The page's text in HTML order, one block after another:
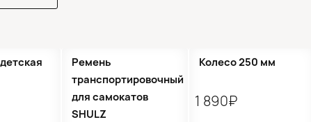
Ремень
транспортировочный
для самокатов
SHULZ
Колесо 250 мм
1 890₽